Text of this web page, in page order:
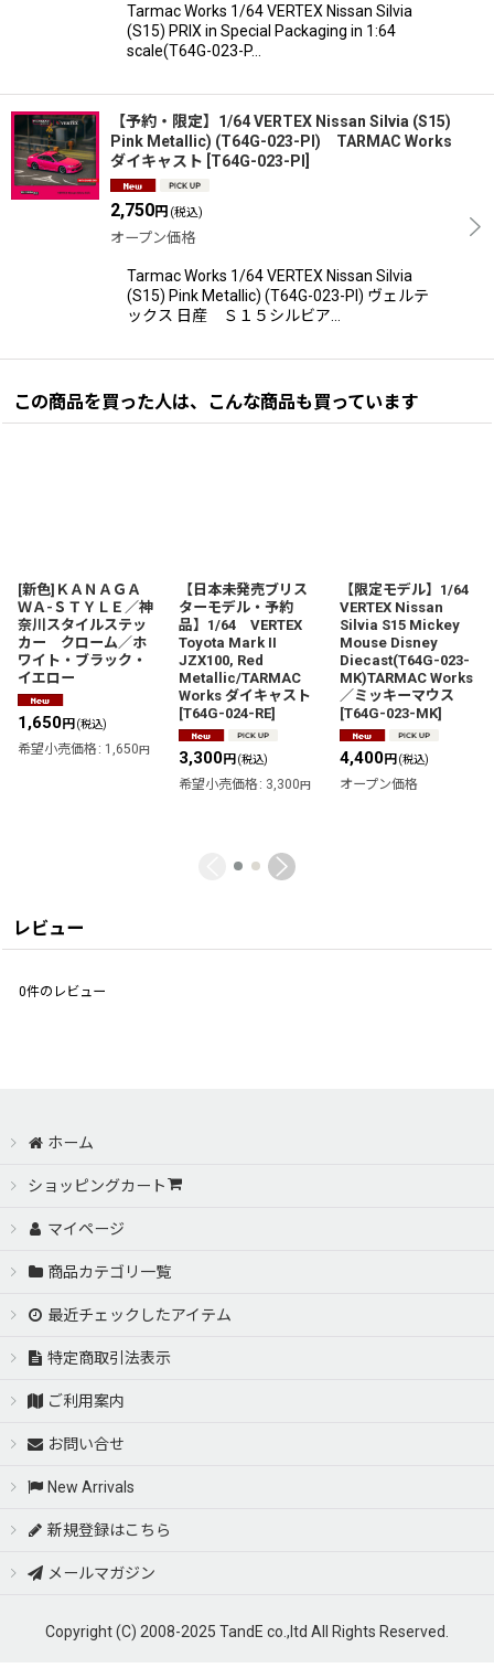
Tarmac Works 1/64 VERTEX Nissan Silvia
(S15) PRIX in Special Packaging in 1:64
scale(T64G-023-P…
【予約・限定】1/64 VERTEX Nissan Silvia (S15)
Pink Metallic) (T64G-023-PI) TARMAC Works
ダイキャスト T64G-023-PI
2,750円 (税込)
オープン価格
Tarmac Works 1/64 VERTEX Nissan Silvia
(S15) Pink Metallic) (T64G-023-PI) ヴェルテ
ックス 日産 Ｓ１５シルビア…
この商品を買った人は、こんな商品も買っています
[新色]ＫＡＮＡＧＡ
ＷＡ-ＳＴＹＬＥ／神
奈川スタイルステッ
カー クローム／ホ
ワイト・ブラック・
イエロー
1,650円(税込)
希望小売価格 : 1,650円
【日本未発売ブリス
ターモデル・予約
品】1/64 VERTEX
Toyota Mark II
JZX100, Red
Metallic/TARMAC
Works ダイキャスト
[T64G-024-RE]
3,300円(税込)
希望小売価格 : 3,300円
【限定モデル】1/64
VERTEX Nissan
Silvia S15 Mickey
Mouse Disney
Diecast(T64G-023-
MK)TARMAC Works
／ミッキーマウス
[T64G-023-MK]
4,400円(税込)
オープン価格
レビュー
0件のレビュー
ホーム
ショッピングカート
マイページ
商品カテゴリ一覧
最近チェックしたアイテム
特定商取引法表示
ご利用案内
お問い合せ
New Arrivals
新規登録はこちら
メールマガジン
Copyright (C) 2008-2025 TandE co.,ltd All Rights Reserved.